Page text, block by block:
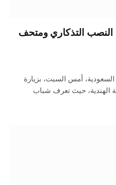
التذكاري ومتحف
السعودية، أمس السبت، بزيارة
الهندية، حيث تعرف شباب